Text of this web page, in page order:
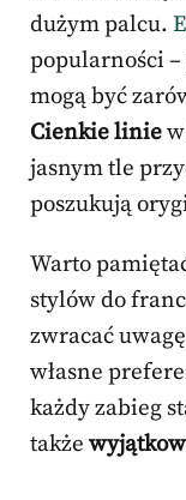
dużym palcu.
popularności
mogą być
Cienkie linie
jasnym tle
poszukują
Warto
stylów do
zwracać
własne
każdy zabieg
także